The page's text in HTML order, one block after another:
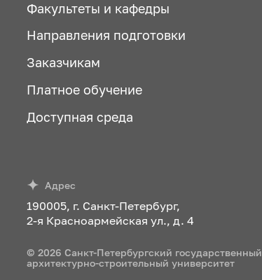
Факультеты и кафедры
Направления подготовки
Заказчикам
Платное обучение
Доступная среда
Адрес
190005, г. Санкт-Петербург,
2-я Красноармейская ул., д. 4
© 2026 Санкт-Петербургский государственный
архитектурно-строительный университет